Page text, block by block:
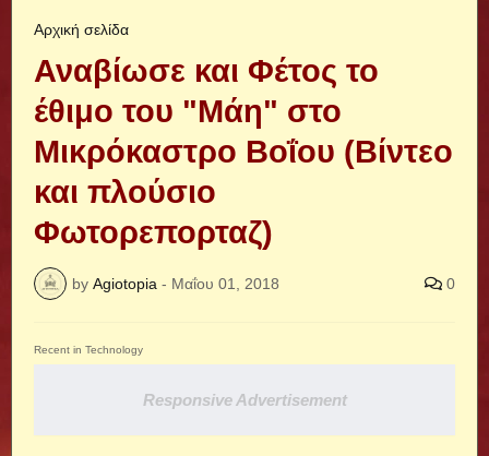
Αρχική σελίδα
Αναβίωσε και Φέτος το
έθιμο του "Μάη" στο
Μικρόκαστρο Βοΐου (Βίντεο
και πλούσιο
Φωτορεπορταζ)
by Agiotopia - Μαΐου 01, 2018 0
Recent in Technology
Responsive Advertisement